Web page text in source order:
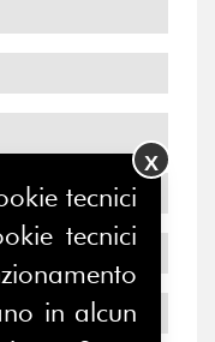
tecnici
tecnici
in alcun
X